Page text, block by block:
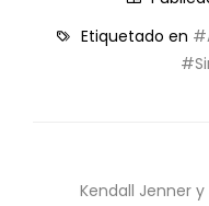
Etiquetado en
Kendall Jenner